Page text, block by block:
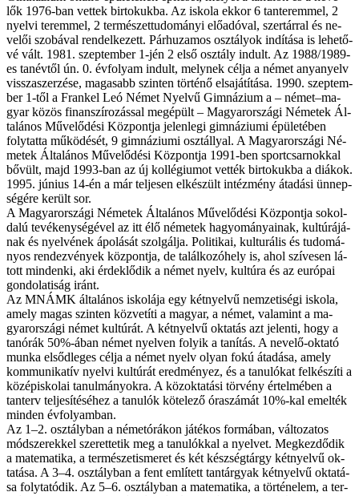
lők 1976-ban vet­tek bir­to­kuk­ba. Az is­ko­la ek­kor 6 tan­te­rem­mel, 2
nyel­vi te­rem­mel, 2 ter­mé­szet­tu­do­má­nyi elő­adó­val, szer­tár­ral és ne­
ve­lői szo­bá­val ren­del­ke­zett. Pár­hu­za­mos osz­tá­lyok in­dí­tá­sa is le­he­tő­
vé vált. 1981. szep­tem­ber 1-jén 2 el­ső osz­tály in­dult. Az 1988/1989-
es tan­év­től ún. 0. év­fo­lyam in­dult, mely­nek cél­ja a né­met anya­nyelv
vis­­sza­szer­zé­se, ma­ga­sabb szin­ten tör­té­nő el­sa­já­tí­tá­sa. 1990. szep­tem­
ber 1-től a Frankel Leó Né­met Nyel­vű Gim­ná­zi­um a – né­met–ma­
gyar kö­zös fi­nan­szí­ro­zás­sal meg­épült – Ma­gyar­or­szá­gi Né­me­tek Ál­
ta­lá­nos Mű­ve­lő­dé­si Köz­pont­ja je­len­le­gi gim­ná­zi­u­mi épü­le­té­ben
foly­tat­ta mű­kö­dé­sét, 9 gim­ná­zi­u­mi osz­tál­­lyal. A Ma­gyar­or­szá­gi Né­
me­tek Ál­ta­lá­nos Mű­ve­lő­dé­si Köz­pont­ja 1991-ben sport­csar­nok­kal
bő­vült, majd 1993-ban az új kol­lé­gi­u­mot vet­ték bir­to­kuk­ba a di­á­kok.
1995. jú­ni­us 14-én a már tel­je­sen el­ké­szült in­téz­mény át­adá­si ün­nep­
sé­gé­re ke­rült sor.
A Ma­gyar­or­szá­gi Né­me­tek Ál­ta­lá­nos Mű­ve­lő­dé­si Köz­pont­ja sok­ol­
da­lú te­vé­keny­sé­gé­vel az itt élő né­me­tek ha­gyo­má­nya­i­nak, kul­tú­rá­já­
nak és nyel­vé­nek ápo­lá­sát szol­gál­ja. Po­li­ti­kai, kul­tu­rá­lis és tu­do­má­
nyos ren­dez­vé­nyek köz­pont­ja, de ta­lál­ko­zó­hely is, ahol szí­ve­sen lá­
tott min­den­ki, aki ér­dek­lő­dik a né­met nyelv, kul­tú­ra és az eu­ró­pai
gon­do­la­ti­ság irán­t.
Az MNÁMK ál­ta­lá­nos is­ko­lá­ja egy két­nyel­vű nem­ze­ti­sé­gi is­ko­la,
amely ma­gas szin­ten köz­ve­tí­ti a ma­gyar, a né­met, va­la­mint a ma­
gyar­or­szá­gi né­met kul­tú­rát. A két­nyel­vű ok­ta­tás azt je­len­ti, hogy a
tan­órák 50%-ában né­met nyel­ven fo­lyik a ta­ní­tás. A ne­ve­lő-ok­ta­tó
mun­ka el­sőd­le­ges cél­ja a né­met nyelv olyan fo­kú át­adá­sa, amely
kom­mu­ni­ka­tív nyel­vi kul­tú­rát ered­mé­nyez, és a ta­nu­ló­kat fel­ké­szí­ti a
kö­zép­is­ko­lai ta­nul­má­nyok­ra. A köz­ok­ta­tá­si tör­vény ér­tel­mé­ben a
tan­terv tel­je­sí­té­sé­hez a ta­nu­lók kö­te­le­ző óra­szá­mát 10%-kal emel­ték
min­den év­fo­lyam­ban.
Az 1–2. osz­tály­ban a né­met­órá­kon já­té­kos for­má­ban, vál­to­za­tos
mód­sze­rek­kel sze­ret­te­tik meg a ta­nu­lók­kal a nyel­vet. Meg­kez­dő­dik
a ma­te­ma­ti­ka, a ter­mé­szet­is­me­ret és két kész­ség­tárgy két­nyel­vű ok­
ta­tá­sa. A 3–4. osz­tály­ban a fent em­lí­tett tan­tár­gyak két­nyel­vű ok­ta­tá­
sa foly­ta­tó­dik. Az 5–6. osz­tály­ban a ma­te­ma­ti­ka, a tör­té­ne­lem, a ter­